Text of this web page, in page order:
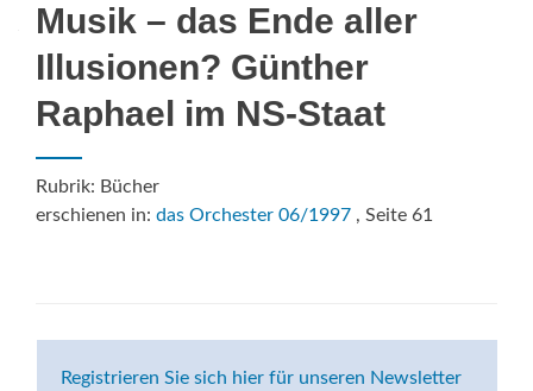
Musik – das Ende aller
Illusionen? Günther
Raphael im NS-Staat
Rubrik: Bücher
erschienen in: das Orchester 06/1997 , Seite 61
Registrieren Sie sich hier für unseren Newsletter